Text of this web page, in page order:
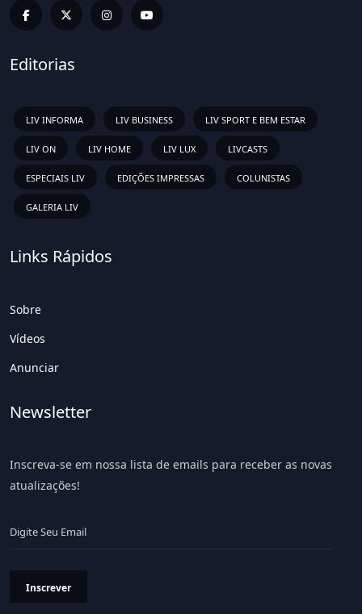
Editorias
LIV INFORMA LIV BUSINESS LIV SPORT E BEM ESTAR
LIV ON LIV HOME LIV LUX LIVCASTS
ESPECIAIS LIV EDIÇÕES IMPRESSAS COLUNISTAS
GALERIA LIV
Links Rápidos
Sobre
Vídeos
Anunciar
Newsletter
Inscreva-se em nossa lista de emails para receber as novas
atualizações!
Inscrever